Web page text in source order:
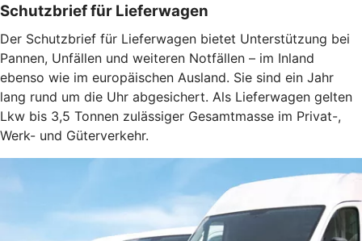
Schutzbrief für Lieferwagen
Der Schutzbrief für Lieferwagen bietet Unterstützung bei
Pannen, Unfällen und weiteren Notfällen – im Inland
ebenso wie im europäischen Ausland. Sie sind ein Jahr
lang rund um die Uhr abgesichert. Als Lieferwagen gelten
Lkw bis 3,5 Tonnen zulässiger Gesamtmasse im Privat-,
Werk- und Güterverkehr.